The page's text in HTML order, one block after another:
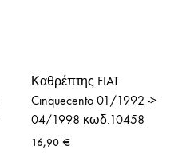
Καθρέπτης FIAT
Cinquecento 01/1992 ->
04/1998 κωδ.10458
16,90 €